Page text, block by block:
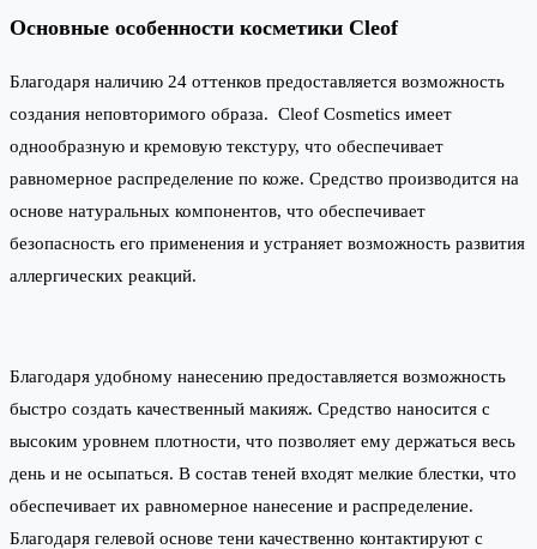
Основные особенности косметики Cleof
Благодаря наличию 24 оттенков предоставляется возможность
создания неповторимого образа. Cleof Cosmetics имеет
однообразную и кремовую текстуру, что обеспечивает
равномерное распределение по коже. Средство производится на
основе натуральных компонентов, что обеспечивает
безопасность его применения и устраняет возможность развития
аллергических реакций.
Благодаря удобному нанесению предоставляется возможность
быстро создать качественный макияж. Средство наносится с
высоким уровнем плотности, что позволяет ему держаться весь
день и не осыпаться. В состав теней входят мелкие блестки, что
обеспечивает их равномерное нанесение и распределение.
Благодаря гелевой основе тени качественно контактируют с